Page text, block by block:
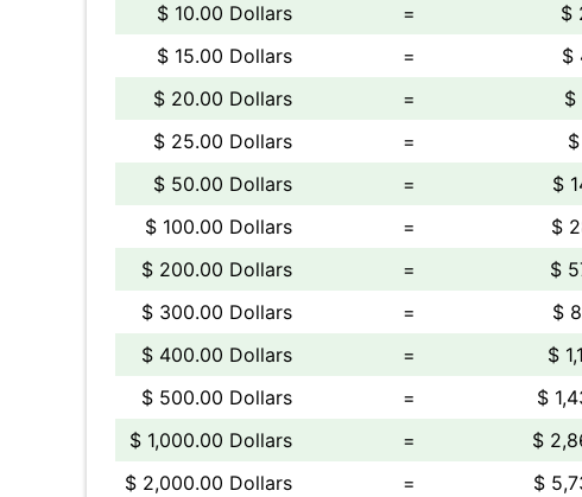
$ 10.00 Dollars
=
$
$ 15.00 Dollars
=
$
$ 20.00 Dollars
=
$
$ 25.00 Dollars
=
$ 50.00 Dollars
=
$
$ 100.00 Dollars
=
$
$ 200.00 Dollars
=
$
$ 300.00 Dollars
=
$
$ 400.00 Dollars
=
$
$ 500.00 Dollars
=
$
$ 1,000.00 Dollars
=
$
$ 2,000.00 Dollars
= $